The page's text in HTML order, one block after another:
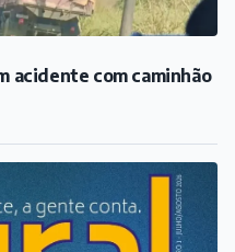
acidente com caminhão